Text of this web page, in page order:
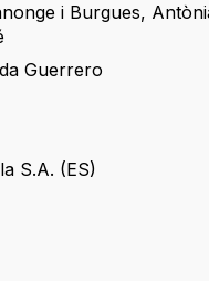
i Burgues,
Guerrero
S.A. (ES)